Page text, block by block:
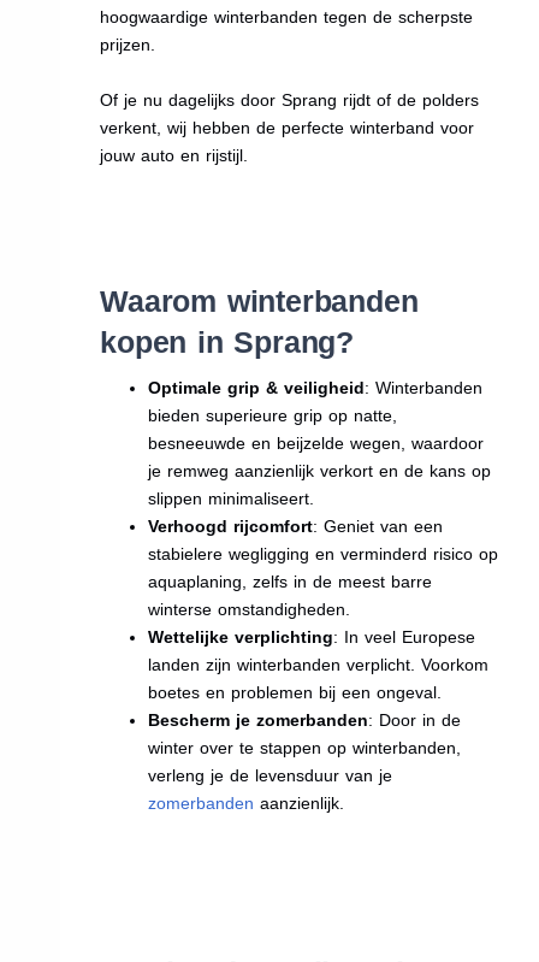
hoogwaardige winterbanden tegen de scherpste
prijzen.
Of je nu dagelijks door Sprang rijdt of de polders
verkent, wij hebben de perfecte winterband voor
jouw auto en rijstijl.
Waarom winterbanden
kopen in Sprang?
Optimale grip & veiligheid: Winterbanden
bieden superieure grip op natte,
besneeuwde en beijzelde wegen, waardoor
je remweg aanzienlijk verkort en de kans op
slippen minimaliseert.
Verhoogd rijcomfort: Geniet van een
stabielere wegligging en verminderd risico op
aquaplaning, zelfs in de meest barre
winterse omstandigheden.
Wettelijke verplichting: In veel Europese
landen zijn winterbanden verplicht. Voorkom
boetes en problemen bij een ongeval.
Bescherm je zomerbanden: Door in de
winter over te stappen op winterbanden,
verleng je de levensduur van je
zomerbanden aanzienlijk.